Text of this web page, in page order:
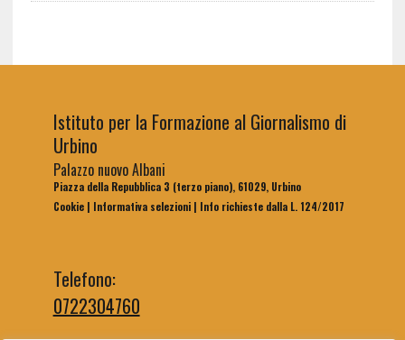
Istituto per la Formazione al Giornalismo di
Urbino
Palazzo nuovo Albani
Piazza della Repubblica 3 (terzo piano), 61029, Urbino
Cookie| Informativa selezioni| Info richieste dalla L. 124/2017
Telefono:
0722304760